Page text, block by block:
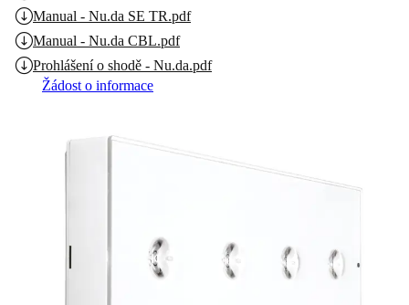
Manual - Nu.da SE TR.pdf
Manual - Nu.da CBL.pdf
Prohlášení o shodě - Nu.da.pdf
Žádost o informace